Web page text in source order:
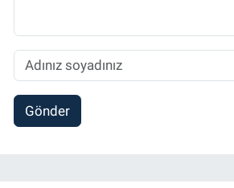
Gönder